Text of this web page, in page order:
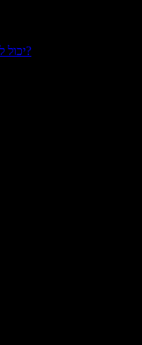
האם Google Docs יכול להקריא לי טקסט?